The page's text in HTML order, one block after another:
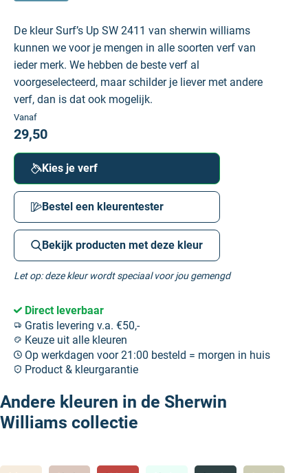
De kleur Surf’s Up SW 2411 van sherwin williams
kunnen we voor je mengen in alle soorten verf van
ieder merk. We hebben de beste verf al
voorgeselecteerd, maar schilder je liever met andere
verf, dan is dat ook mogelijk.
Vanaf
29,50
Kies je verf
Bestel een kleurentester
Bekijk producten met deze kleur
Let op: deze kleur wordt speciaal voor jou gemengd
Direct leverbaar
Gratis levering v.a. €50,-
Keuze uit alle kleuren
Op werkdagen voor 21:00 besteld = morgen in huis
Product & kleurgarantie
Andere kleuren in de Sherwin
Williams collectie